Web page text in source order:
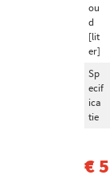
ou
d
[lit
er]
Sp
ecif
ica
tie
€